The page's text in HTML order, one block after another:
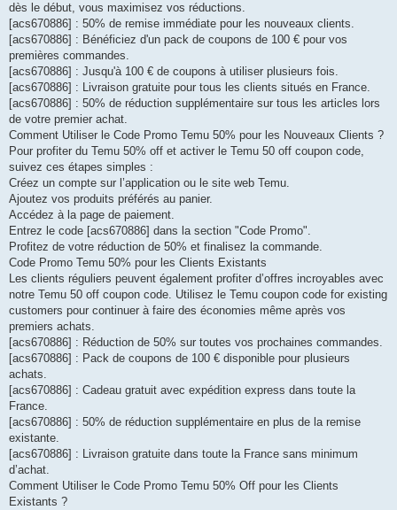
dès le début, vous maximisez vos réductions.
[acs670886] : 50% de remise immédiate pour les nouveaux clients.
[acs670886] : Bénéficiez d'un pack de coupons de 100 € pour vos
premières commandes.
[acs670886] : Jusqu'à 100 € de coupons à utiliser plusieurs fois.
[acs670886] : Livraison gratuite pour tous les clients situés en France.
[acs670886] : 50% de réduction supplémentaire sur tous les articles lors
de votre premier achat.
Comment Utiliser le Code Promo Temu 50% pour les Nouveaux Clients ?
Pour profiter du Temu 50% off et activer le Temu 50 off coupon code,
suivez ces étapes simples :
Créez un compte sur l’application ou le site web Temu.
Ajoutez vos produits préférés au panier.
Accédez à la page de paiement.
Entrez le code [acs670886] dans la section "Code Promo".
Profitez de votre réduction de 50% et finalisez la commande.
Code Promo Temu 50% pour les Clients Existants
Les clients réguliers peuvent également profiter d’offres incroyables avec
notre Temu 50 off coupon code. Utilisez le Temu coupon code for existing
customers pour continuer à faire des économies même après vos
premiers achats.
[acs670886] : Réduction de 50% sur toutes vos prochaines commandes.
[acs670886] : Pack de coupons de 100 € disponible pour plusieurs
achats.
[acs670886] : Cadeau gratuit avec expédition express dans toute la
France.
[acs670886] : 50% de réduction supplémentaire en plus de la remise
existante.
[acs670886] : Livraison gratuite dans toute la France sans minimum
d’achat.
Comment Utiliser le Code Promo Temu 50% Off pour les Clients
Existants ?